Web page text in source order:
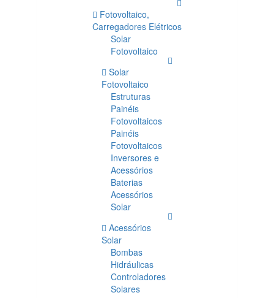
Fotovoltaico,
Carregadores Elétricos
Solar
Fotovoltaico
Solar
Fotovoltaico
Estruturas
Painéis
Fotovoltaicos
Painéis
Fotovoltaicos
Inversores e
Acessórios
Baterias
Acessórios
Solar
Acessórios
Solar
Bombas
Hidráulicas
Controladores
Solares